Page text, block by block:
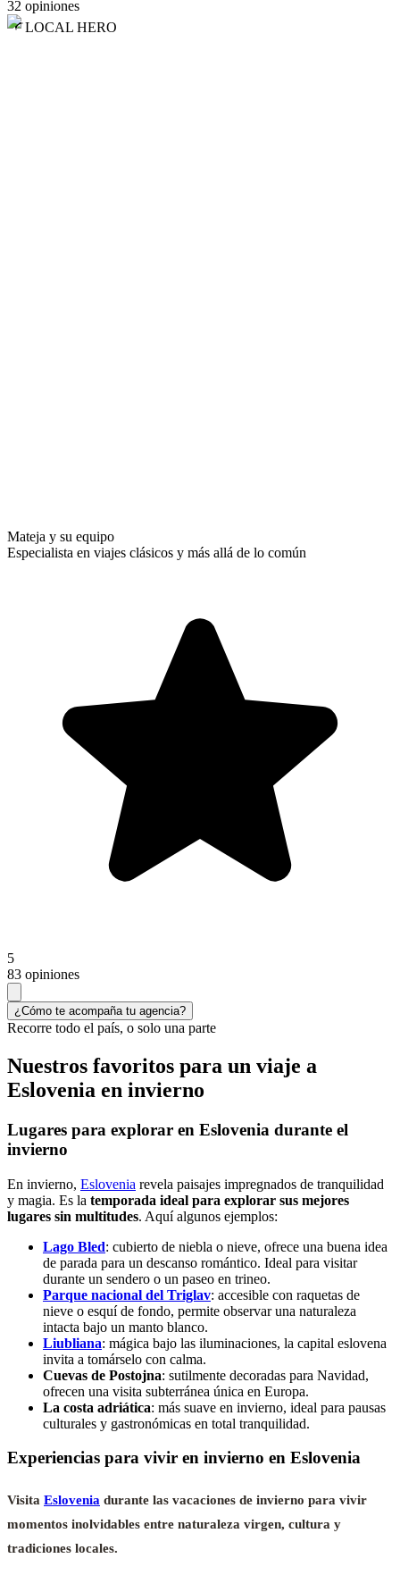
32 opiniones
LOCAL HERO
Mateja y su equipo
Especialista en viajes clásicos y más allá de lo común
5
83 opiniones
¿Cómo te acompaña tu agencia?
Recorre todo el país, o solo una parte
Nuestros favoritos para un viaje a
Eslovenia en invierno
Lugares para explorar en Eslovenia durante el
invierno
En invierno, Eslovenia revela paisajes impregnados de tranquilidad
y magia. Es la temporada ideal para explorar sus mejores
lugares sin multitudes. Aquí algunos ejemplos:
Lago Bled: cubierto de niebla o nieve, ofrece una buena idea
de parada para un descanso romántico. Ideal para visitar
durante un sendero o un paseo en trineo.
Parque nacional del Triglav: accesible con raquetas de
nieve o esquí de fondo, permite observar una naturaleza
intacta bajo un manto blanco.
Liubliana: mágica bajo las iluminaciones, la capital eslovena
invita a tomárselo con calma.
Cuevas de Postojna: sutilmente decoradas para Navidad,
ofrecen una visita subterránea única en Europa.
La costa adriática: más suave en invierno, ideal para pausas
culturales y gastronómicas en total tranquilidad.
Experiencias para vivir en invierno en Eslovenia
Visita Eslovenia durante las vacaciones de invierno para vivir
momentos inolvidables entre naturaleza virgen, cultura y
tradiciones locales.